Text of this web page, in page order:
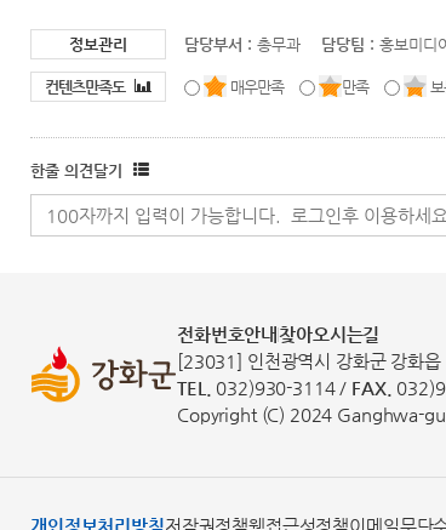
정보관리 담당부서 : 총무과 담당팀 : 홍보미디
컨텐츠만족도 매우만족 만족
한줄 의견달기
전화번호안내찾아오시는길
[23031] 인천광역시 강화군 강화
TEL.
032)930-3114 / FAX.
Copyright (C) 2024 Ganghwa-
개인정보처리방침저작권정책웹접근성정책이메일무단